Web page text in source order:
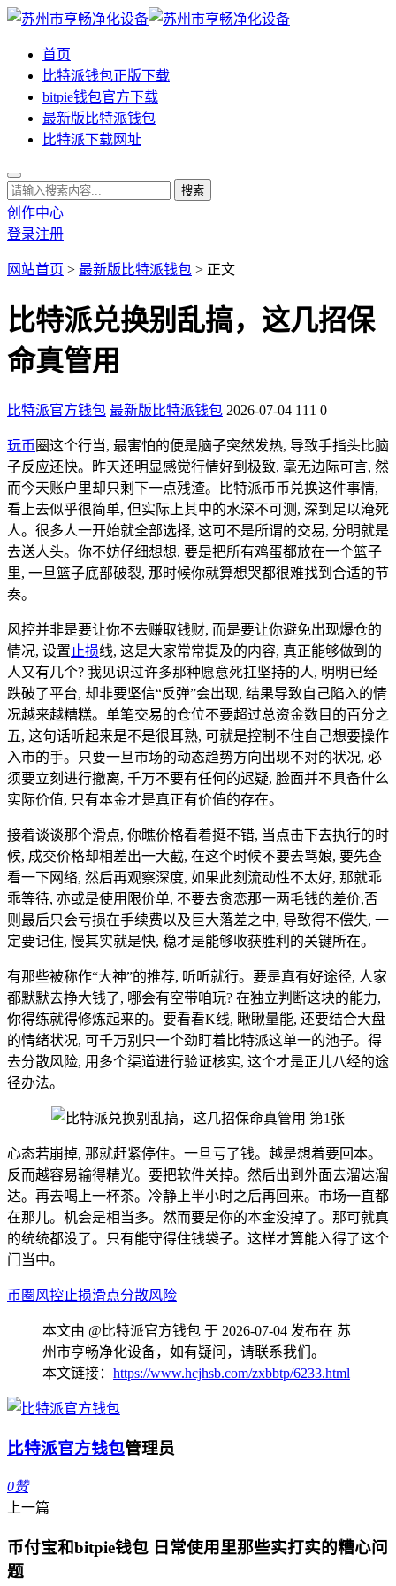
首页
比特派钱包正版下载
bitpie钱包官方下载
最新版比特派钱包
比特派下载网址
创作中心
登录注册
网站首页 > 最新版比特派钱包 > 正文
比特派兑换别乱搞，这几招保
命真管用
比特派官方钱包 最新版比特派钱包 2026-07-04 111 0
玩币 圈这个行当, 最害怕的便是脑子突然发热, 导致手指头比脑
子反应还快。昨天还明显感觉行情好到极致, 毫无边际可言, 然
而今天账户里却只剩下一点残渣。比特派币币兑换这件事情,
看上去似乎很简单, 但实际上其中的水深不可测, 深到足以淹死
人。很多人一开始就全部选择, 这可不是所谓的交易, 分明就是
去送人头。你不妨仔细想想, 要是把所有鸡蛋都放在一个篮子
里, 一旦篮子底部破裂, 那时候你就算想哭都很难找到合适的节
奏。
风控并非是要让你不去赚取钱财, 而是要让你避免出现爆仓的
情况, 设置 止损线, 这是大家常常提及的内容, 真正能够做到的
人又有几个? 我见识过许多那种愿意死扛坚持的人, 明明已经
跌破了平台, 却非要坚信“反弹”会出现, 结果导致自己陷入的情
况越来越糟糕。单笔交易的仓位不要超过总资金数目的百分之
五, 这句话听起来是不是很耳熟, 可就是控制不住自己想要操作
入市的手。只要一旦市场的动态趋势方向出现不对的状况, 必
须要立刻进行撤离, 千万不要有任何的迟疑, 脸面并不具备什么
实际价值, 只有本金才是真正有价值的存在。
接着谈谈那个滑点, 你瞧价格看着挺不错, 当点击下去执行的时
候, 成交价格却相差出一大截, 在这个时候不要去骂娘, 要先查
看一下网络, 然后再观察深度, 如果此刻流动性不太好, 那就乖
乖等待, 亦或是使用限价单, 不要去贪恋那一两毛钱的差价,否
则最后只会亏损在手续费以及巨大落差之中, 导致得不偿失, 一
定要记住, 慢其实就是快, 稳才是能够收获胜利的关键所在。
有那些被称作“大神”的推荐, 听听就行。要是真有好途径, 人家
都默默去挣大钱了, 哪会有空带咱玩? 在独立判断这块的能力,
你得练就得修炼起来的。要看看K线, 瞅瞅量能, 还要结合大盘
的情绪状况, 可千万别只一个劲盯着比特派这单一的池子。得
去分散风险, 用多个渠道进行验证核实, 这个才是正儿八经的途
径办法。
心态若崩掉, 那就赶紧停住。一旦亏了钱。越是想着要回本。
反而越容易输得精光。要把软件关掉。然后出到外面去溜达溜
达。再去喝上一杯茶。冷静上半小时之后再回来。市场一直都
在那儿。机会是相当多。然而要是你的本金没掉了。那可就真
的统统都没了。只有能守得住钱袋子。这样才算能入得了这个
门当中。
币圈 风控止损滑点分散风险
本文由 @比特派官方钱包 于 2026-07-04 发布在 苏
州市亨畅净化设备，如有疑问，请联系我们。
本文链接： https://www.hcjhsb.com/zxbbtp/6233.html
比特派官方钱包管理员
0赞
上一篇
币付宝和bitpie钱包 日常使用里那些实打实的糟心问
题